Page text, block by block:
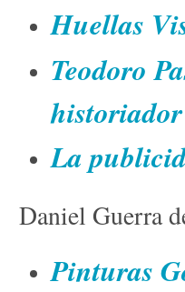
Huellas
Teodoro
La
Daniel Guerra
Pinturas